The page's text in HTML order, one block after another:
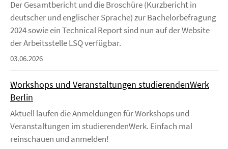
Der Gesamtbericht und die Broschüre (Kurzbericht in
deutscher und englischer Sprache) zur Bachelorbefragung
2024 sowie ein Technical Report sind nun auf der Website
der Arbeitsstelle LSQ verfügbar.
03.06.2026
Workshops und Veranstaltungen studierendenWerk
Berlin
Aktuell laufen die Anmeldungen für Workshops und
Veranstaltungen im studierendenWerk. Einfach mal
reinschauen und anmelden!